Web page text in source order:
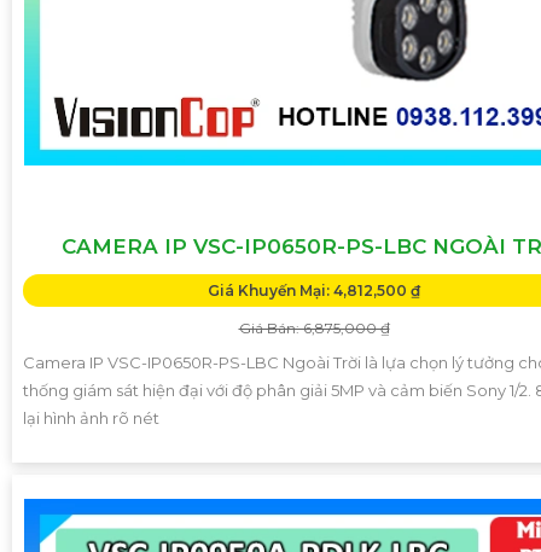
CAMERA IP VSC-IP0650R-PS-LBC NGOÀI
Giá Khuyến Mại: 4,812,500 ₫
Giá Bán: 6,875,000 ₫
Camera IP VSC-IP0650R-PS-LBC Ngoài Trời là lựa chọn lý tưởng
thống giám sát hiện đại với độ phân giải 5MP và cảm biến Sony 1/2.
lại hình ảnh rõ nét